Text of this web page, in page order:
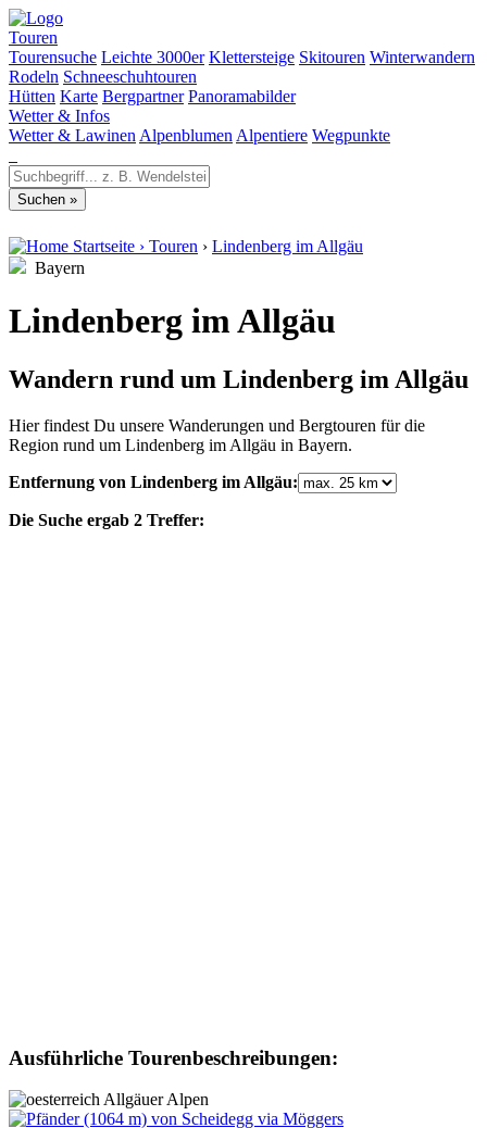
Touren
Tourensuche Leichte 3000er Klettersteige Skitouren Winterwandern
Rodeln Schneeschuhtouren
Hütten Karte Bergpartner Panoramabilder
Wetter & Infos
Wetter & Lawinen Alpenblumen Alpentiere Wegpunkte
Startseite › Touren › Lindenberg im Allgäu
Bayern
Lindenberg im Allgäu
Wandern rund um Lindenberg im Allgäu
Hier findest Du unsere Wanderungen und Bergtouren für die
Region rund um Lindenberg im Allgäu in Bayern.
Entfernung von Lindenberg im Allgäu:
Die Suche ergab 2 Treffer:
Ausführliche Tourenbeschreibungen:
Allgäuer Alpen